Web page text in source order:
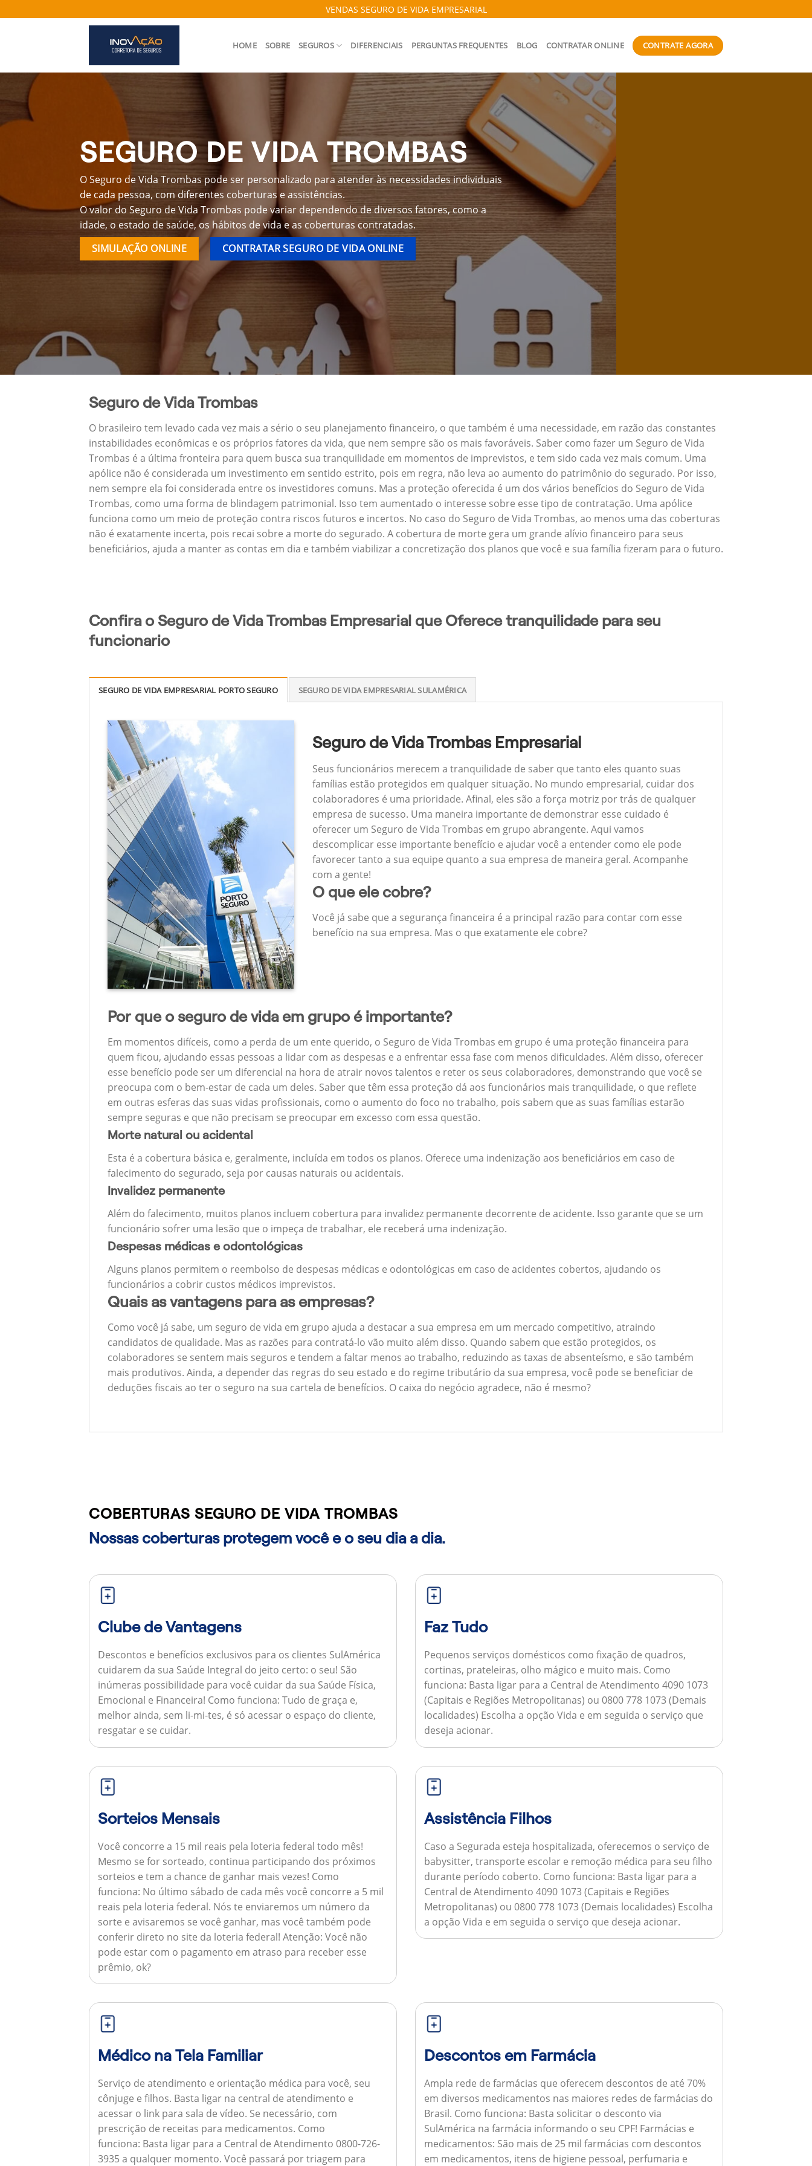
to
VENDAS SEGURO DE VIDA EMPRESARIAL
HOME SOBRE SEGUROS DIFERENCIAIS PERGUNTAS FREQUENTES BLOG CONTRATAR ONLINE CONTRATE AGORA
SEGURO DE VIDA TROMBAS
O Seguro de Vida Trombas pode ser personalizado para atender às necessidades individuais
de cada pessoa, com diferentes coberturas e assistências.
O valor do Seguro de Vida Trombas pode variar dependendo de diversos fatores, como a
idade, o estado de saúde, os hábitos de vida e as coberturas contratadas.
SIMULAÇÃO ONLINE
CONTRATAR SEGURO DE VIDA ONLINE
Seguro de Vida Trombas
O brasileiro tem levado cada vez mais a sério o seu planejamento financeiro, o que também é uma necessidade, em razão das constantes
instabilidades econômicas e os próprios fatores da vida, que nem sempre são os mais favoráveis. Saber como fazer um Seguro de Vida
Trombas é a última fronteira para quem busca sua tranquilidade em momentos de imprevistos, e tem sido cada vez mais comum. Uma
apólice não é considerada um investimento em sentido estrito, pois em regra, não leva ao aumento do patrimônio do segurado. Por isso,
nem sempre ela foi considerada entre os investidores comuns. Mas a proteção oferecida é um dos vários benefícios do Seguro de Vida
Trombas, como uma forma de blindagem patrimonial. Isso tem aumentado o interesse sobre esse tipo de contratação. Uma apólice
funciona como um meio de proteção contra riscos futuros e incertos. No caso do Seguro de Vida Trombas, ao menos uma das coberturas
não é exatamente incerta, pois recai sobre a morte do segurado. A cobertura de morte gera um grande alívio financeiro para seus
beneficiários, ajuda a manter as contas em dia e também viabilizar a concretização dos planos que você e sua família fizeram para o futuro.
Confira o Seguro de Vida Trombas Empresarial que Oferece tranquilidade para seu
funcionario
SEGURO DE VIDA EMPRESARIAL PORTO SEGURO SEGURO DE VIDA EMPRESARIAL SULAMÉRICA
Seguro de Vida Trombas Empresarial
Seus funcionários merecem a tranquilidade de saber que tanto eles quanto suas
famílias estão protegidos em qualquer situação. No mundo empresarial, cuidar dos
colaboradores é uma prioridade. Afinal, eles são a força motriz por trás de qualquer
empresa de sucesso. Uma maneira importante de demonstrar esse cuidado é
oferecer um Seguro de Vida Trombas em grupo abrangente. Aqui vamos
descomplicar esse importante benefício e ajudar você a entender como ele pode
favorecer tanto a sua equipe quanto a sua empresa de maneira geral. Acompanhe
com a gente!
O que ele cobre?
Você já sabe que a segurança financeira é a principal razão para contar com esse
benefício na sua empresa. Mas o que exatamente ele cobre?
Por que o seguro de vida em grupo é importante?
Em momentos difíceis, como a perda de um ente querido, o Seguro de Vida Trombas em grupo é uma proteção financeira para
quem ficou, ajudando essas pessoas a lidar com as despesas e a enfrentar essa fase com menos dificuldades. Além disso, oferecer
esse benefício pode ser um diferencial na hora de atrair novos talentos e reter os seus colaboradores, demonstrando que você se
preocupa com o bem-estar de cada um deles. Saber que têm essa proteção dá aos funcionários mais tranquilidade, o que reflete
em outras esferas das suas vidas profissionais, como o aumento do foco no trabalho, pois sabem que as suas famílias estarão
sempre seguras e que não precisam se preocupar em excesso com essa questão.
Morte natural ou acidental
Esta é a cobertura básica e, geralmente, incluída em todos os planos. Oferece uma indenização aos beneficiários em caso de
falecimento do segurado, seja por causas naturais ou acidentais.
Invalidez permanente
Além do falecimento, muitos planos incluem cobertura para invalidez permanente decorrente de acidente. Isso garante que se um
funcionário sofrer uma lesão que o impeça de trabalhar, ele receberá uma indenização.
Despesas médicas e odontológicas
Alguns planos permitem o reembolso de despesas médicas e odontológicas em caso de acidentes cobertos, ajudando os
funcionários a cobrir custos médicos imprevistos.
Quais as vantagens para as empresas?
Como você já sabe, um seguro de vida em grupo ajuda a destacar a sua empresa em um mercado competitivo, atraindo
candidatos de qualidade. Mas as razões para contratá-lo vão muito além disso. Quando sabem que estão protegidos, os
colaboradores se sentem mais seguros e tendem a faltar menos ao trabalho, reduzindo as taxas de absenteísmo, e são também
mais produtivos. Ainda, a depender das regras do seu estado e do regime tributário da sua empresa, você pode se beneficiar de
deduções fiscais ao ter o seguro na sua cartela de benefícios. O caixa do negócio agradece, não é mesmo?
COBERTURAS SEGURO DE VIDA TROMBAS
Nossas coberturas protegem você e o seu dia a dia.
Clube de Vantagens
Descontos e benefícios exclusivos para os clientes SulAmérica
cuidarem da sua Saúde Integral do jeito certo: o seu! São
inúmeras possibilidade para você cuidar da sua Saúde Física,
Emocional e Financeira! Como funciona: Tudo de graça e,
melhor ainda, sem li-mi-tes, é só acessar o espaço do cliente,
resgatar e se cuidar.
Faz Tudo
Pequenos serviços domésticos como fixação de quadros,
cortinas, prateleiras, olho mágico e muito mais. Como
funciona: Basta ligar para a Central de Atendimento 4090 1073
(Capitais e Regiões Metropolitanas) ou 0800 778 1073 (Demais
localidades) Escolha a opção Vida e em seguida o serviço que
deseja acionar.
Sorteios Mensais
Você concorre a 15 mil reais pela loteria federal todo mês!
Mesmo se for sorteado, continua participando dos próximos
sorteios e tem a chance de ganhar mais vezes! Como
funciona: No último sábado de cada mês você concorre a 5 mil
reais pela loteria federal. Nós te enviaremos um número da
sorte e avisaremos se você ganhar, mas você também pode
conferir direto no site da loteria federal!Atenção: Você não
pode estar com o pagamento em atraso para receber esse
prêmio, ok?
Assistência Filhos
Caso a Segurada esteja hospitalizada, oferecemos o serviço de
babysitter, transporte escolar e remoção médica para seu filho
durante período coberto. Como funciona: Basta ligar para a
Central de Atendimento 4090 1073 (Capitais e Regiões
Metropolitanas) ou 0800 778 1073 (Demais localidades) Escolha
a opção Vida e em seguida o serviço que deseja acionar.
Médico na Tela Familiar
Serviço de atendimento e orientação médica para você, seu
cônjuge e filhos. Basta ligar na central de atendimento e
acessar o link para sala de vídeo. Se necessário, com
prescrição de receitas para medicamentos. Como
funciona: Basta ligar para a Central de Atendimento 0800-726-
3935 a qualquer momento. Você passará por triagem para
Descontos em Farmácia
Ampla rede de farmácias que oferecem descontos de até 70%
em diversos medicamentos nas maiores redes de farmácias do
Brasil. Como funciona: Basta solicitar o desconto via
SulAmérica na farmácia informando o seu CPF! Farmácias e
medicamentos: São mais de 25 mil farmácias com descontos
em medicamentos, itens de higiene pessoal, perfumaria e